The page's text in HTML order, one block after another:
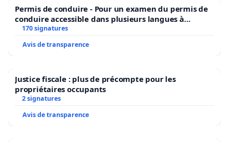
Permis de conduire - Pour un examen du permis de
conduire accessible dans plusieurs langues à
Bruxelles
170 signatures
Avis de transparence
Justice fiscale : plus de précompte pour les
propriétaires occupants
2 signatures
Avis de transparence